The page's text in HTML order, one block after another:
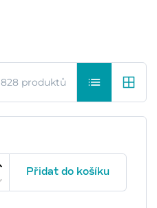
828 produktů
Přidat do košíku